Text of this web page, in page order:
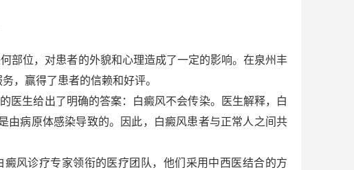
位，对患者的外貌和心理造成了一定的影响。在泉州丰
，赢得了患者的信赖和好评。
生给出了明确的答案：白癜风不会传染。医生解释，白
由病原体感染导致的。因此，白癜风患者与正常人之间共
风诊疗专家领衔的医疗团队，他们采用中西医结合的方